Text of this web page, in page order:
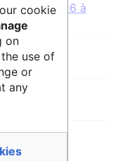
21 mai 2026 à
16:38
15
4
1
cookie
on
use of
or
any